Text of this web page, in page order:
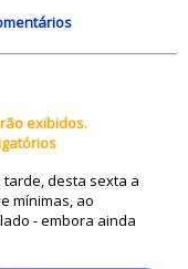
exibidos.
desta sexta a
mínimas, ao
- embora ainda